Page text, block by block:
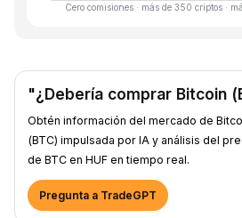
Cero comisiones · más de 350 criptos ·
"¿Debería comprar Bitcoin
Obtén información del mercado de
(BTC) impulsada por IA y análisis del
de BTC en HUF en tiempo real.
Pregunta a TradeGPT